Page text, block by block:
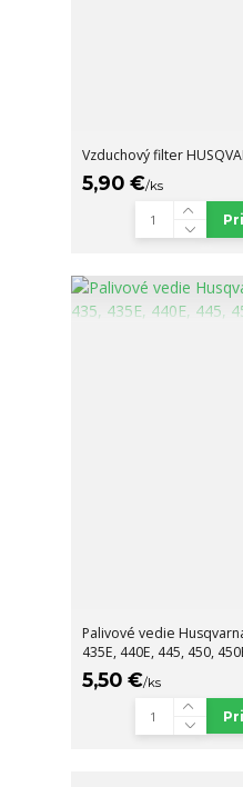
Vzduchový filter
5,90 €/ks
Palivové vedie
435E, 440E, 445, 450,
5,50 €/ks